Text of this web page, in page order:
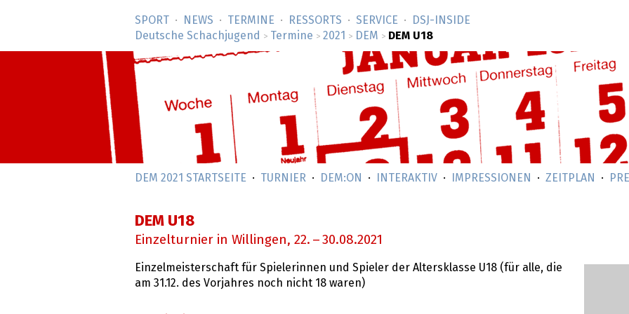
SPORT NEWS TERMINE RESSORTS SERVICE
DSJ-­INSIDE
Deutsche Schachjugend
> Termine > 2021 > DEM > DEM U18
DEM 2021 STARTSEITE TURNIER DEM:ON INTERAKTIV IMPRESSIONEN ZEITPLAN
DEM U18
Einzelturnier in Willingen, 22. – 30.08.2021
Einzelmeisterschaft für Spielerinnen und Spieler der Altersklasse U18 (für alle, die
am 31.12. des Vorjahres noch nicht 18 waren)